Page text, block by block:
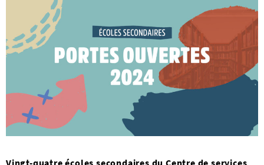
Vingt-quatre écoles secondaires du Centre de services